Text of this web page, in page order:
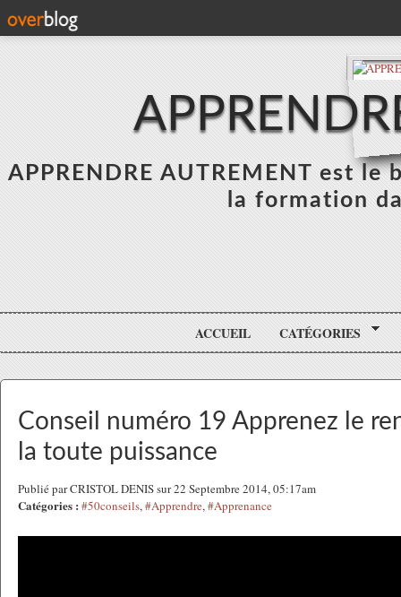
APPRENDRE AUTREMENT est
la formation
ACCUEIL CATÉGORIES
Conseil numéro 19 Apprenez le
la toute puissance
Publié par CRISTOL DENIS sur 22 Septembre 2014, 05:17am
Catégories : #50conseils,#Apprendre,#Apprenance